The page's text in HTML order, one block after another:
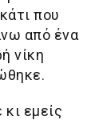
που
από ένα
νίκη
κι εμείς